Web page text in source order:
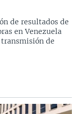
de resultados de
en Venezuela
de